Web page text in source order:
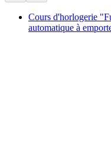
Cours d'horlogerie
automatique à